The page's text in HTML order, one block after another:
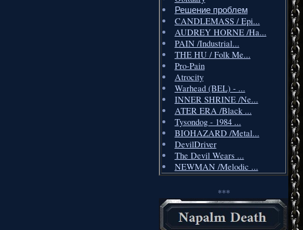
Решение проблем
CANDLEMASS / Epi...
AUDREY HORNE /Ha...
PAIN /Industrial...
THE HU / Folk Me...
Pro-Pain
Atrocity
Warhead (BEL) - ...
INNER SHRINE /Ne...
ATER ERA /Black ...
Tysondog - 1984 ...
BIOHAZARD /Metal...
DevilDriver
The Devil Wears ...
NEWMAN /Melodic ...
***